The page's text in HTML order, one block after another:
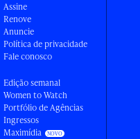
Assine
Renove
Anuncie
Política de privacidade
Fale conosco
Edição semanal
Women to Watch
Portfólio de Agências
Ingressos
Maximídia